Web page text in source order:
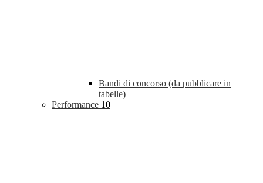
Bandi di concorso (da pubblicare in
tabelle)
Performance 10